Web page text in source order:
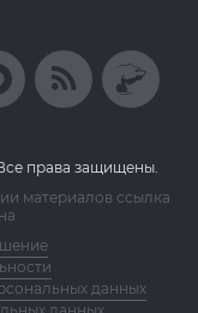
права защищены.
материалов ссылка
данных